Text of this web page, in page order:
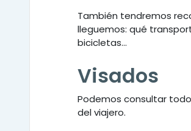
También tendremos
lleguemos: qué
bicicletas...
Visados
Podemos consultar
del viajero.